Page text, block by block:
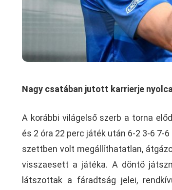
Nagy csatában jutott karrierje
A korábbi világelső szerb a torna
és 2 óra 22 perc játék után 6-2 3-6 7-
szettben volt megállíthatatlan,
visszaesett a játéka. A döntő
látszottak a fáradtság jelei,